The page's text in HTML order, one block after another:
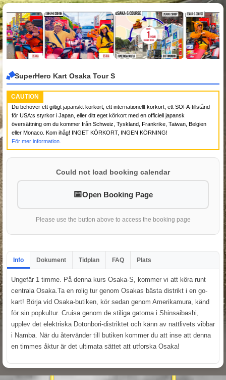
SuperHero Kart Osaka Tour S
CAUTION
Du behöver ett giltigt japanskt körkort, ett internationellt körkort, ett SOFA-tillstånd
för USA:s styrkor i Japan, eller ditt eget körkort med en officiell japansk
översättning om du kommer från Schweiz, Tyskland, Frankrike, Taiwan, Belgien
eller Monaco. Kom ihåg! INGET KÖRKORT, INGEN KÖRNING!
För mer information.
Could not load booking calendar
Open Booking Page
Please use the button above to access the booking page
Info Dokument Tidplan FAQ Plats
Ungefär 1 timme. På denna kurs Osaka-S, kommer vi att köra runt
centrala Osaka.Ta en rolig tur genom Osakas bästa distrikt i en go-
kart! Börja vid Osaka-butiken, kör sedan genom Amerikamura, känd
för sin popkultur. Cruisa genom de stiliga gatorna i Shinsaibashi,
upplev det elektriska Dotonbori-distriktet och känn av nattlivets vibbar
i Namba. När du återvänder till butiken kommer du att inse att denna
en timmes åktur är det ultimata sättet att utforska Osaka!